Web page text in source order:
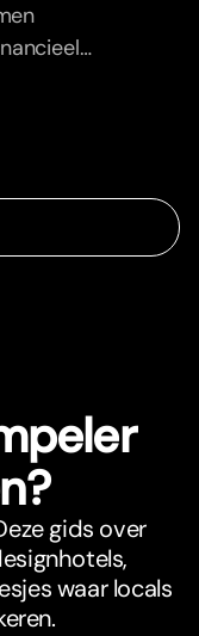
gids over
waar locals